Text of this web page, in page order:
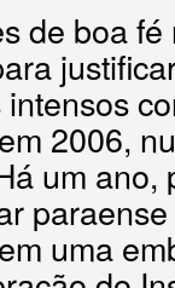
de boa
2006,
um ano,
uma